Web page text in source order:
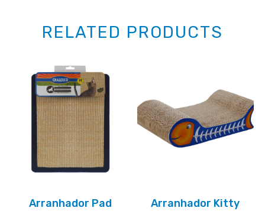
RELATED PRODUCTS
Arranhador Pad Arranhador Kitty